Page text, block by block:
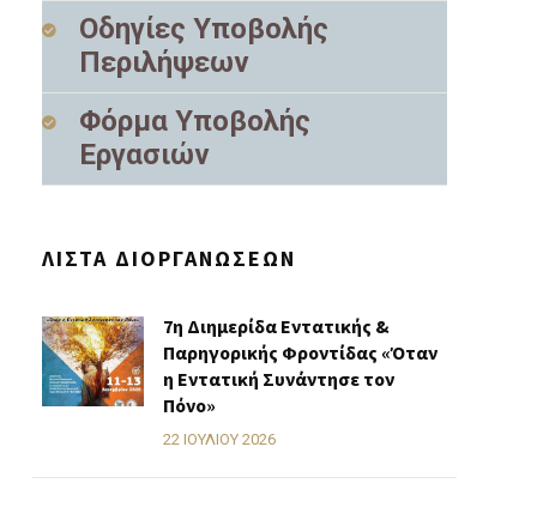
Οδηγίες Υποβολής
Περιλήψεων
Φόρμα Υποβολής
Εργασιών
ΛΊΣΤΑ ΔΙΟΡΓΑΝΏΣΕΩΝ
7η Διημερίδα Εντατικής &
Παρηγορικής Φροντίδας «Όταν
η Εντατική Συνάντησε τον
Πόνο»
22 ΙΟΥΛΊΟΥ 2026